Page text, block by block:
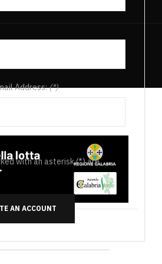
Address:(*)
with an asterisk (*) are
AN ACCOUNT